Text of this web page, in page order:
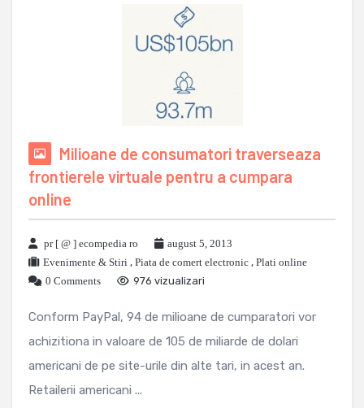
Milioane de consumatori traverseaza
frontierele virtuale pentru a cumpara
online
pr [ @ ] ecompedia ro
august 5, 2013
Evenimente & Stiri , Piata de comert electronic , Plati online
0 Comments
976 vizualizari
Conform PayPal, 94 de milioane de cumparatori vor
achizitiona in valoare de 105 de miliarde de dolari
americani de pe site-urile din alte tari, in acest an.
Retailerii americani ...